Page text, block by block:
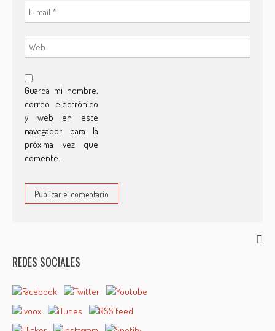
Guarda mi nombre,
correo electrónico
y web en este
navegador para la
próxima vez que
comente.
REDES SOCIALES